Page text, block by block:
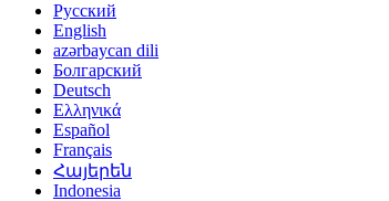
Русский
English
azərbaycan dili
Болгарский
Deutsch
Ελληνικά
Español
Français
Հայերեն
Indonesia